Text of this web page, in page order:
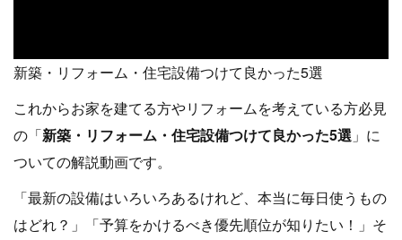
新築・リフォーム・住宅設備つけて良かった5選
これからお家を建てる方やリフォームを考えている方必見
の「新築・リフォーム・住宅設備つけて良かった5選 」に
ついての解説動画です。
「最新の設備はいろいろあるけれど、本当に毎日使うもの
はどれ？」「予算をかけるべき優先順位が知りたい！」そ